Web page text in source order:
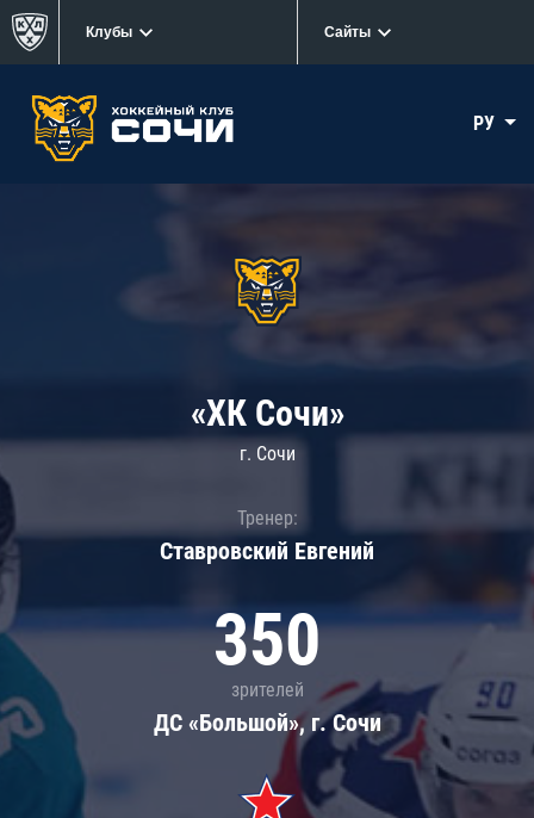
Клубы Сайты
РУ
«ХК Сочи»
г. Сочи
Тренер:
Ставровский Евгений
350
зрителей
ДС «Большой», г. Сочи